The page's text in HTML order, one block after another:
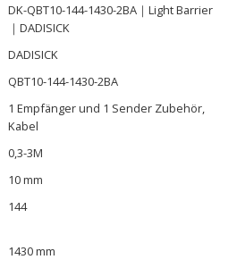
DK-QBT10-144-1430-2BA｜Light Barrier
｜DADISICK
DADISICK
QBT10-144-1430-2BA
1 Empfänger und 1 Sender Zubehör,
Kabel
0,3-3M
10 mm
144
1430 mm